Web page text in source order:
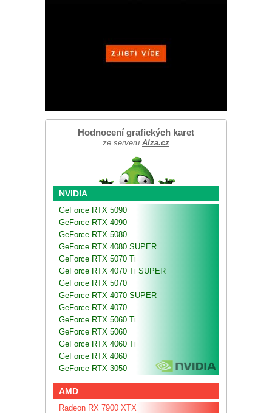
Hodnocení grafických karet
ze serveru Alza.cz
NVIDIA
GeForce RTX 5090
GeForce RTX 4090
GeForce RTX 5080
GeForce RTX 4080 SUPER
GeForce RTX 5070 Ti
GeForce RTX 4070 Ti SUPER
GeForce RTX 5070
GeForce RTX 4070 SUPER
GeForce RTX 4070
GeForce RTX 5060 Ti
GeForce RTX 5060
GeForce RTX 4060 Ti
GeForce RTX 4060
GeForce RTX 3050
AMD
Radeon RX 7900 XTX